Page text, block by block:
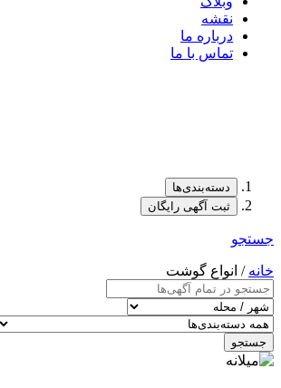
نقشه
درباره ما
تماس با ما
دسته‌بندی‌ها
ثبت آگهی رایگان
جستجو
خانه / انواع گوشت
جستجو